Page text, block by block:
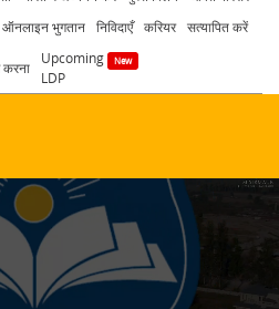
ऑनलाइन भुगतान निविदाएँ करियर सत्यापित करें
Upcoming
LDP